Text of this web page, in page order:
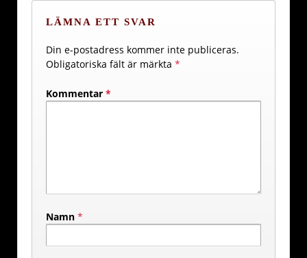
LÄMNA ETT SVAR
Din e-postadress kommer inte publiceras.
Obligatoriska fält är märkta *
Kommentar *
Namn *